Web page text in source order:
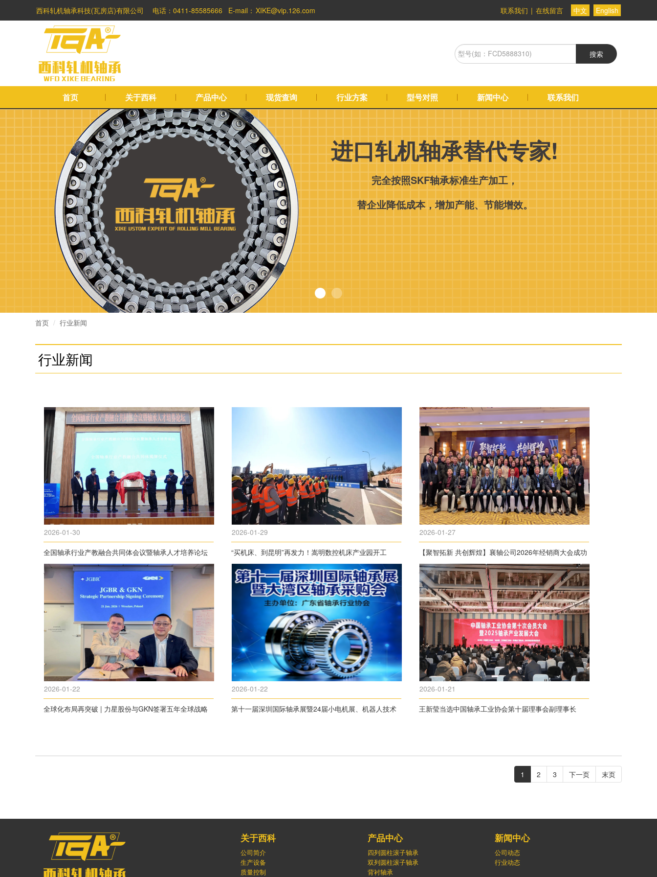
西科轧机轴承科技(瓦房店)有限公司 电话：0411-85585666 E-mail： XIKE@vip.126.com 联系我们 | 在线留言 中文 English
搜索
首页 关于西科 产品中心 现货查询 行业方案 型号对照 新闻中心 联系我们
轧机轴承替代专家!
完全按照SKF轴承标准生产加工，
替企业降低成本，增加产能、节能增效。
首页 行业新闻
行业新闻
2026-01-30
全国轴承行业产教融合共同体会议暨轴承人才培养论坛
在三门峡成功举办
2026-01-29
“买机床、到昆明”再发力！嵩明数控机床产业园开工
2026-01-27
【聚智拓新 共创辉煌】襄轴公司2026年经销商大会成功
召开
2026-01-22
全球化布局再突破 | 力星股份与GKN签署五年全球战略
2026-01-22
第十一届深圳国际轴承展暨24届小电机展、机器人技术
2026-01-21
王新莹当选中国轴承工业协会第十届理事会副理事长
1 2 3 下一页 末页
关于西科
公司简介
生产设备
质量控制
产品中心
四列圆柱滚子轴承
双列圆柱滚子轴承
背衬轴承
新闻中心
公司动态
行业动态